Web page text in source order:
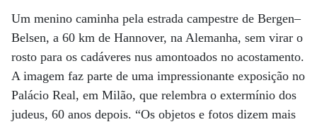
Um menino caminha pela estrada campestre de Bergen–
Belsen, a 60 km de Hannover, na Alemanha, sem virar o
rosto para os cadáveres nus amontoados no acostamento.
A imagem faz parte de uma impressionante exposição no
Palácio Real, em Milão, que relembra o extermínio dos
judeus, 60 anos depois. “Os objetos e fotos dizem mais